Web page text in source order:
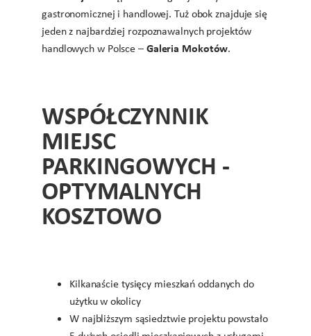
gastronomicznej i handlowej. Tuż obok znajduje się
jeden z najbardziej rozpoznawalnych projektów
handlowych w Polsce –Galeria Mokotów.
WSPÓŁCZYNNIK
MIEJSC
PARKINGOWYCH -
OPTYMALNYCH
KOSZTOWO
Kilkanaście tysięcy mieszkań oddanych do
użytku w okolicy
W najbliższym sąsiedztwie projektu powstało